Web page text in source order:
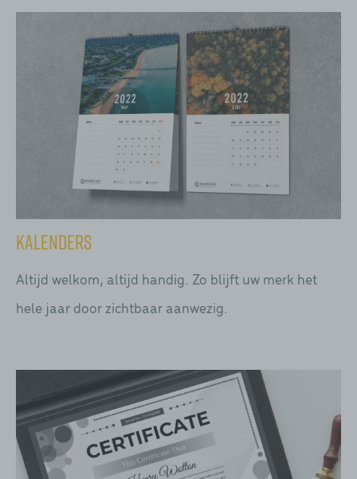
Kalenders
Altijd welkom, altijd handig. Zo blijft uw merk het
hele jaar door zichtbaar aanwezig.